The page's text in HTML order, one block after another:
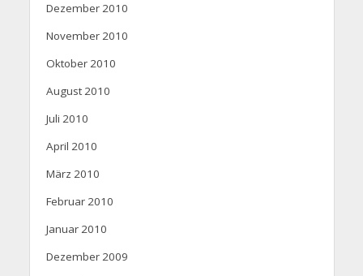
Dezember 2010
November 2010
Oktober 2010
August 2010
Juli 2010
April 2010
März 2010
Februar 2010
Januar 2010
Dezember 2009